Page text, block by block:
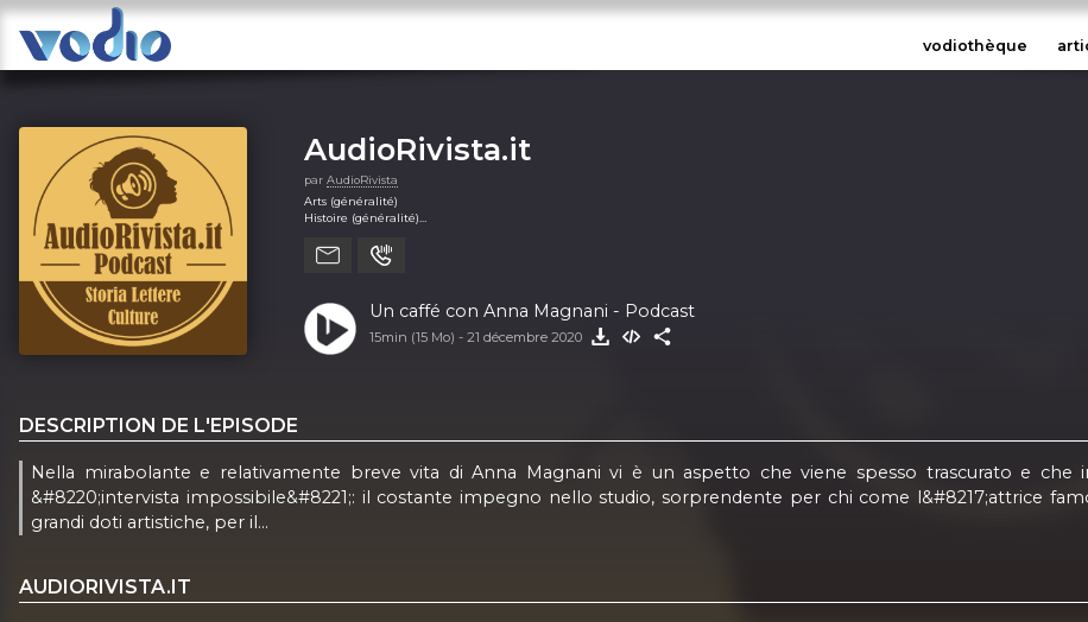
vodiothèque
AudioRivista.it
par AudioRivista
Arts (généralité)
Histoire (généralité)
Un caffé con Anna Magnani - Podcast
15min (15 Mo) - 21 décembre 2020
DESCRIPTION DE L'EPISODE
Nella mirabolante e relativamente breve vita di Anna Magnani vi è un aspetto che viene spesso trascurato e che
&#8220;intervista impossibile&#8221;: il costante impegno nello studio, sorprendente per chi come l&#8217;attrice
grandi doti artistiche, per il...
AUDIORIVISTA.IT